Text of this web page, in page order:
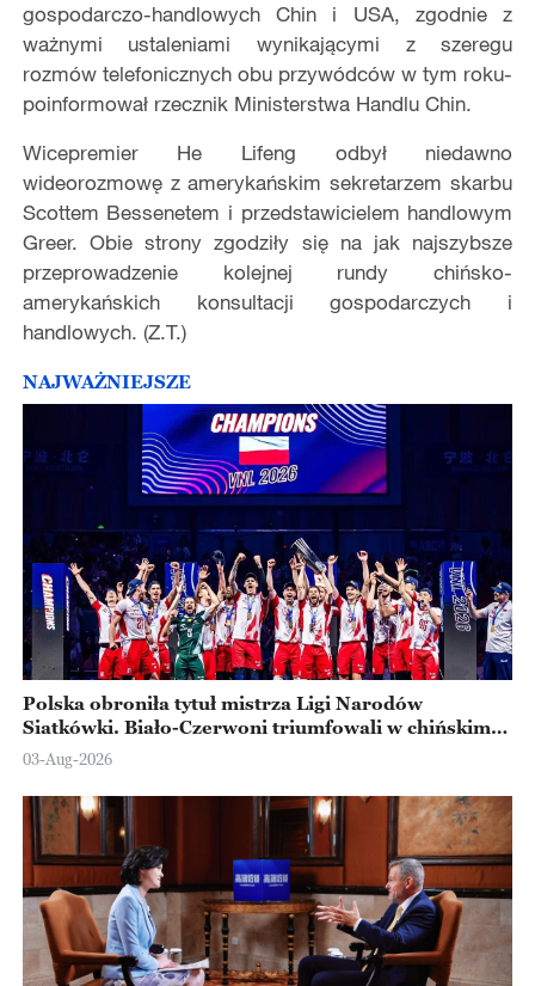
gospodarczo-handlowych Chin i USA, zgodnie z
ważnymi ustaleniami wynikającymi z szeregu
rozmów telefonicznych obu przywódców w tym roku-
poinformował rzecznik Ministerstwa Handlu Chin.
Wicepremier He Lifeng odbył niedawno
wideorozmowę z amerykańskim sekretarzem skarbu
Scottem Bessenetem i przedstawicielem handlowym
Greer. Obie strony zgodziły się na jak najszybsze
przeprowadzenie kolejnej rundy chińsko-
amerykańskich konsultacji gospodarczych i
handlowych. (Z.T.)
NAJWAŻNIEJSZE
Polska obroniła tytuł mistrza Ligi Narodów
Siatkówki. Biało-Czerwoni triumfowali w chińskim
Ningbo
03-Aug-2026